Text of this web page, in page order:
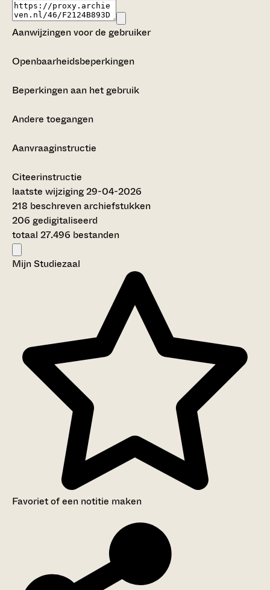
Aanwijzingen voor de gebruiker
Openbaarheidsbeperkingen
Beperkingen aan het gebruik
Andere toegangen
Aanvraaginstructie
Citeerinstructie
laatste wijziging 29-04-2026
218 beschreven archiefstukken
206 gedigitaliseerd
totaal 27.496 bestanden
Mijn Studiezaal
Favoriet of een notitie maken